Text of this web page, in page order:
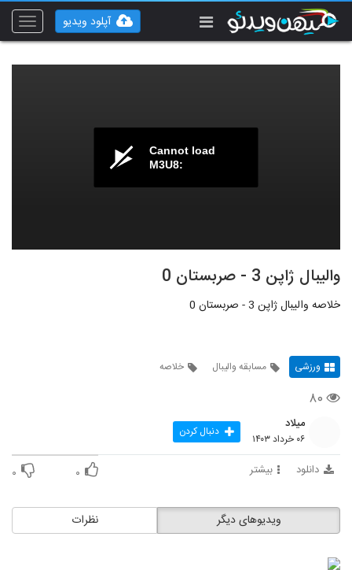
Toggle
آپلود ویدیو
Cannot load
M3U8:
والیبال ژاپن 3 - صربستان 0
خلاصه والیبال ژاپن 3 - صربستان 0
ورزشی مسابقه والیبال خلاصه
۸۰
میلاد
۰۶ خرداد ۱۴۰۳ دنبال کردن
دانلود بیشتر ۰ ۰
نظرات ویدیوهای دیگر